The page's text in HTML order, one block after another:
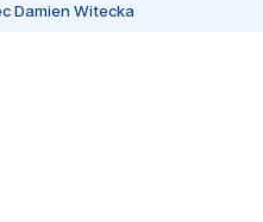
Damien Witecka